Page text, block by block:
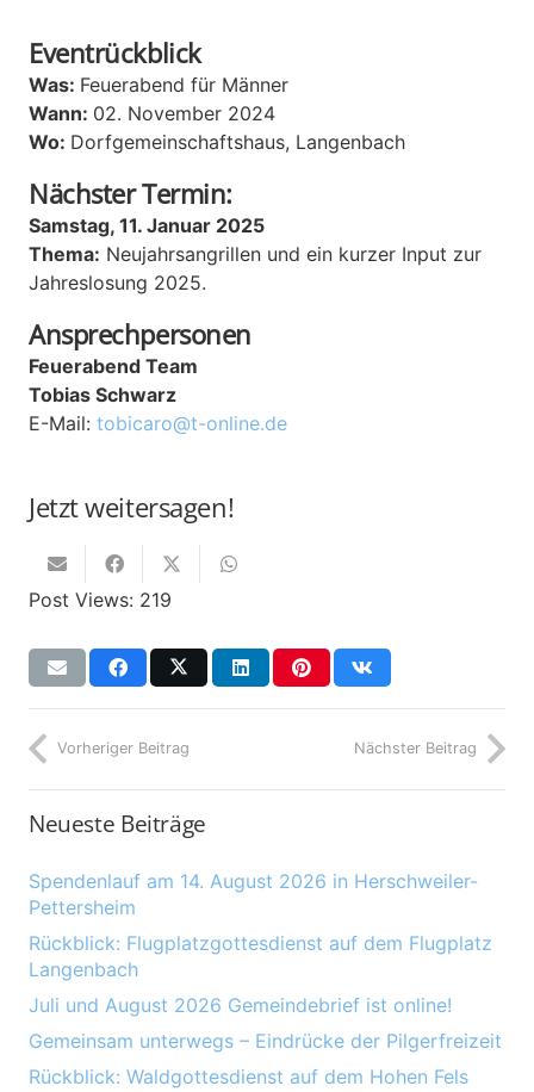
Eventrückblick
Was: Feuerabend für Männer
Wann: 02. November 2024
Wo: Dorfgemeinschaftshaus, Langenbach
Nächster Termin:
Samstag, 11. Januar 2025
Thema: Neujahrsangrillen und ein kurzer Input zur
Jahreslosung 2025.
Ansprechpersonen
Feuerabend Team
Tobias Schwarz
E-Mail: tobicaro@t-online.de
Jetzt weitersagen!
Post Views: 219
Vorheriger Beitrag Nächster Beitrag
Neueste Beiträge
Spendenlauf am 14. August 2026 in Herschweiler-
Pettersheim
Rückblick: Flugplatzgottesdienst auf dem Flugplatz
Langenbach
Juli und August 2026 Gemeindebrief ist online!
Gemeinsam unterwegs – Eindrücke der Pilgerfreizeit
Rückblick: Waldgottesdienst auf dem Hohen Fels